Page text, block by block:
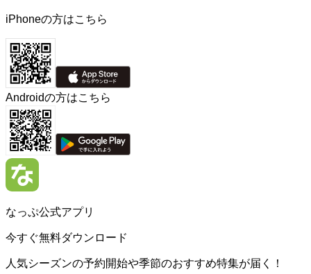
iPhoneの方はこちら
Androidの方はこちら
なっぷ公式アプリ
今すぐ無料ダウンロード
人気シーズンの予約開始や季節のおすすめ特集が届く！